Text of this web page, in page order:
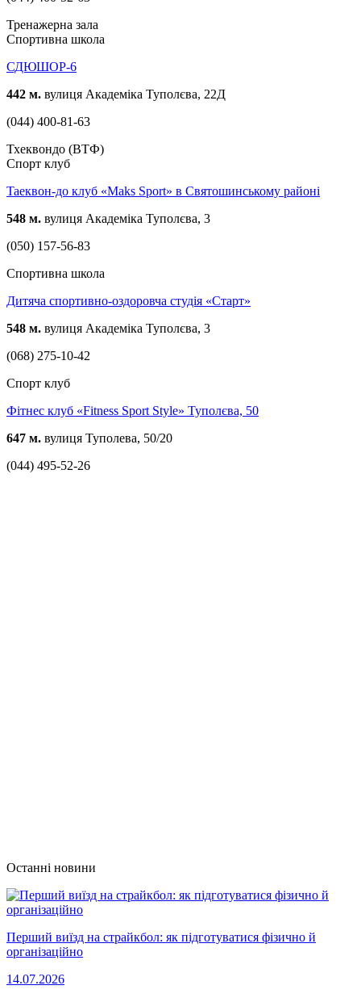
Тренажерна зала
Спортивна школа
СДЮШОР-6
442 м. вулиця Академіка Туполєва, 22Д
(044) 400-81-63
Тхеквондо (ВТФ)
Спорт клуб
Taeквон-до клуб «Maks Sport» в Святошинському районі
548 м. вулиця Академіка Туполєва, 3
(050) 157-56-83
Спортивна школа
Дитяча спортивно-оздоровча студія «Старт»
548 м. вулиця Академіка Туполєва, 3
(068) 275-10-42
Спорт клуб
Фітнес клуб «Fitness Sport Style» Туполєва, 50
647 м. вулиця Туполева, 50/20
(044) 495-52-26
Останні новини
Перший виїзд на страйкбол: як підготуватися фізично й
організаційно
14.07.2026